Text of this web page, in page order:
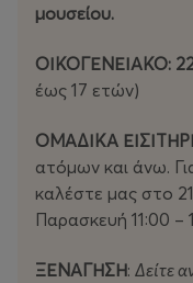
μουσείου.
ΟΙΚΟΓΕΝΕΙΑΚΟ:
έως 17 ετών)
ΟΜΑΔΙΚΑ
ατόμων και άνω.
καλέστε μας στο
Παρασκευή 11:00 –
ΞΕΝΑΓΗΣΗ: Δείτε